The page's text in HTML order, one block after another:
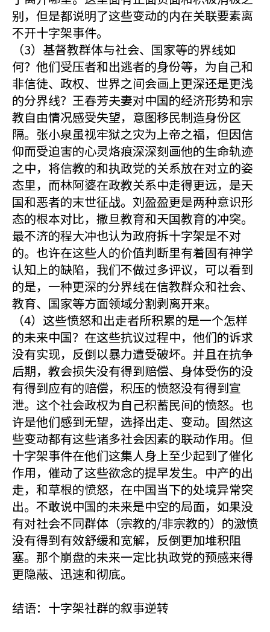
别，但是都说明了这些变动的内在关联要素离
不开十字架事件。
（3）基督教群体与社会、国家等的界线如
何？他们受压者和出逃者的身份等，为自己和
非信徒、政权、世界之间会画上更深还是更浅
的分界线？王春芳夫妻对中国的经济形势和宗
教自由情况感受失望，意图移民制造身份区
隔。张小泉虽视牢狱之灾为上帝之福，但因信
仰而受迫害的心灵烙痕深深刻画他的生命轨迹
之中，将信教的和执政党的关系放在对立的姿
态里，而林阿婆在政教关系中走得更远，是天
国和恶者的末世征战。刘盈盈更是两种意识形
态的根本对比，撒旦教育和天国教育的冲突。
最不济的程大冲也认为政府拆十字架是不对
的。也许在这些人的价值判断里有着固有神学
认知上的缺陷，我们不做过多评议，可以看到
的是，一种更深的分界线在信教群众和社会、
教育、国家等方面领域分割剥离开来。
（4）这些愤怒和出走者所积累的是一个怎样
的未来中国？在这些抗议过程中，他们的诉求
没有实现，反倒以暴力遭受破坏。并且在抗争
后期，教会损失没有得到赔偿、身体受伤的没
有得到应有的赔偿，积压的愤怒没有得到宣
泄。这个社会政权为自己积蓄民间的愤怒。也
许是他们感到无望，选择出走、变动。固然这
些变动都有这些诸多社会因素的联动作用。但
十字架事件在他们这集人身上至少起到了催化
作用，催动了这些欲念的提早发生。中产的出
走，和草根的愤怒，在中国当下的处境异常突
出。不敢说中国的未来是中空的局面，如果没
有对社会不同群体（宗教的/非宗教的）的激愤
没有得到有效舒缓和宽解，反倒更加堆积阻
塞。那个崩盘的未来一定比执政党的预感来得
更隐蔽、迅速和彻底。
结语：十字架社群的叙事逆转